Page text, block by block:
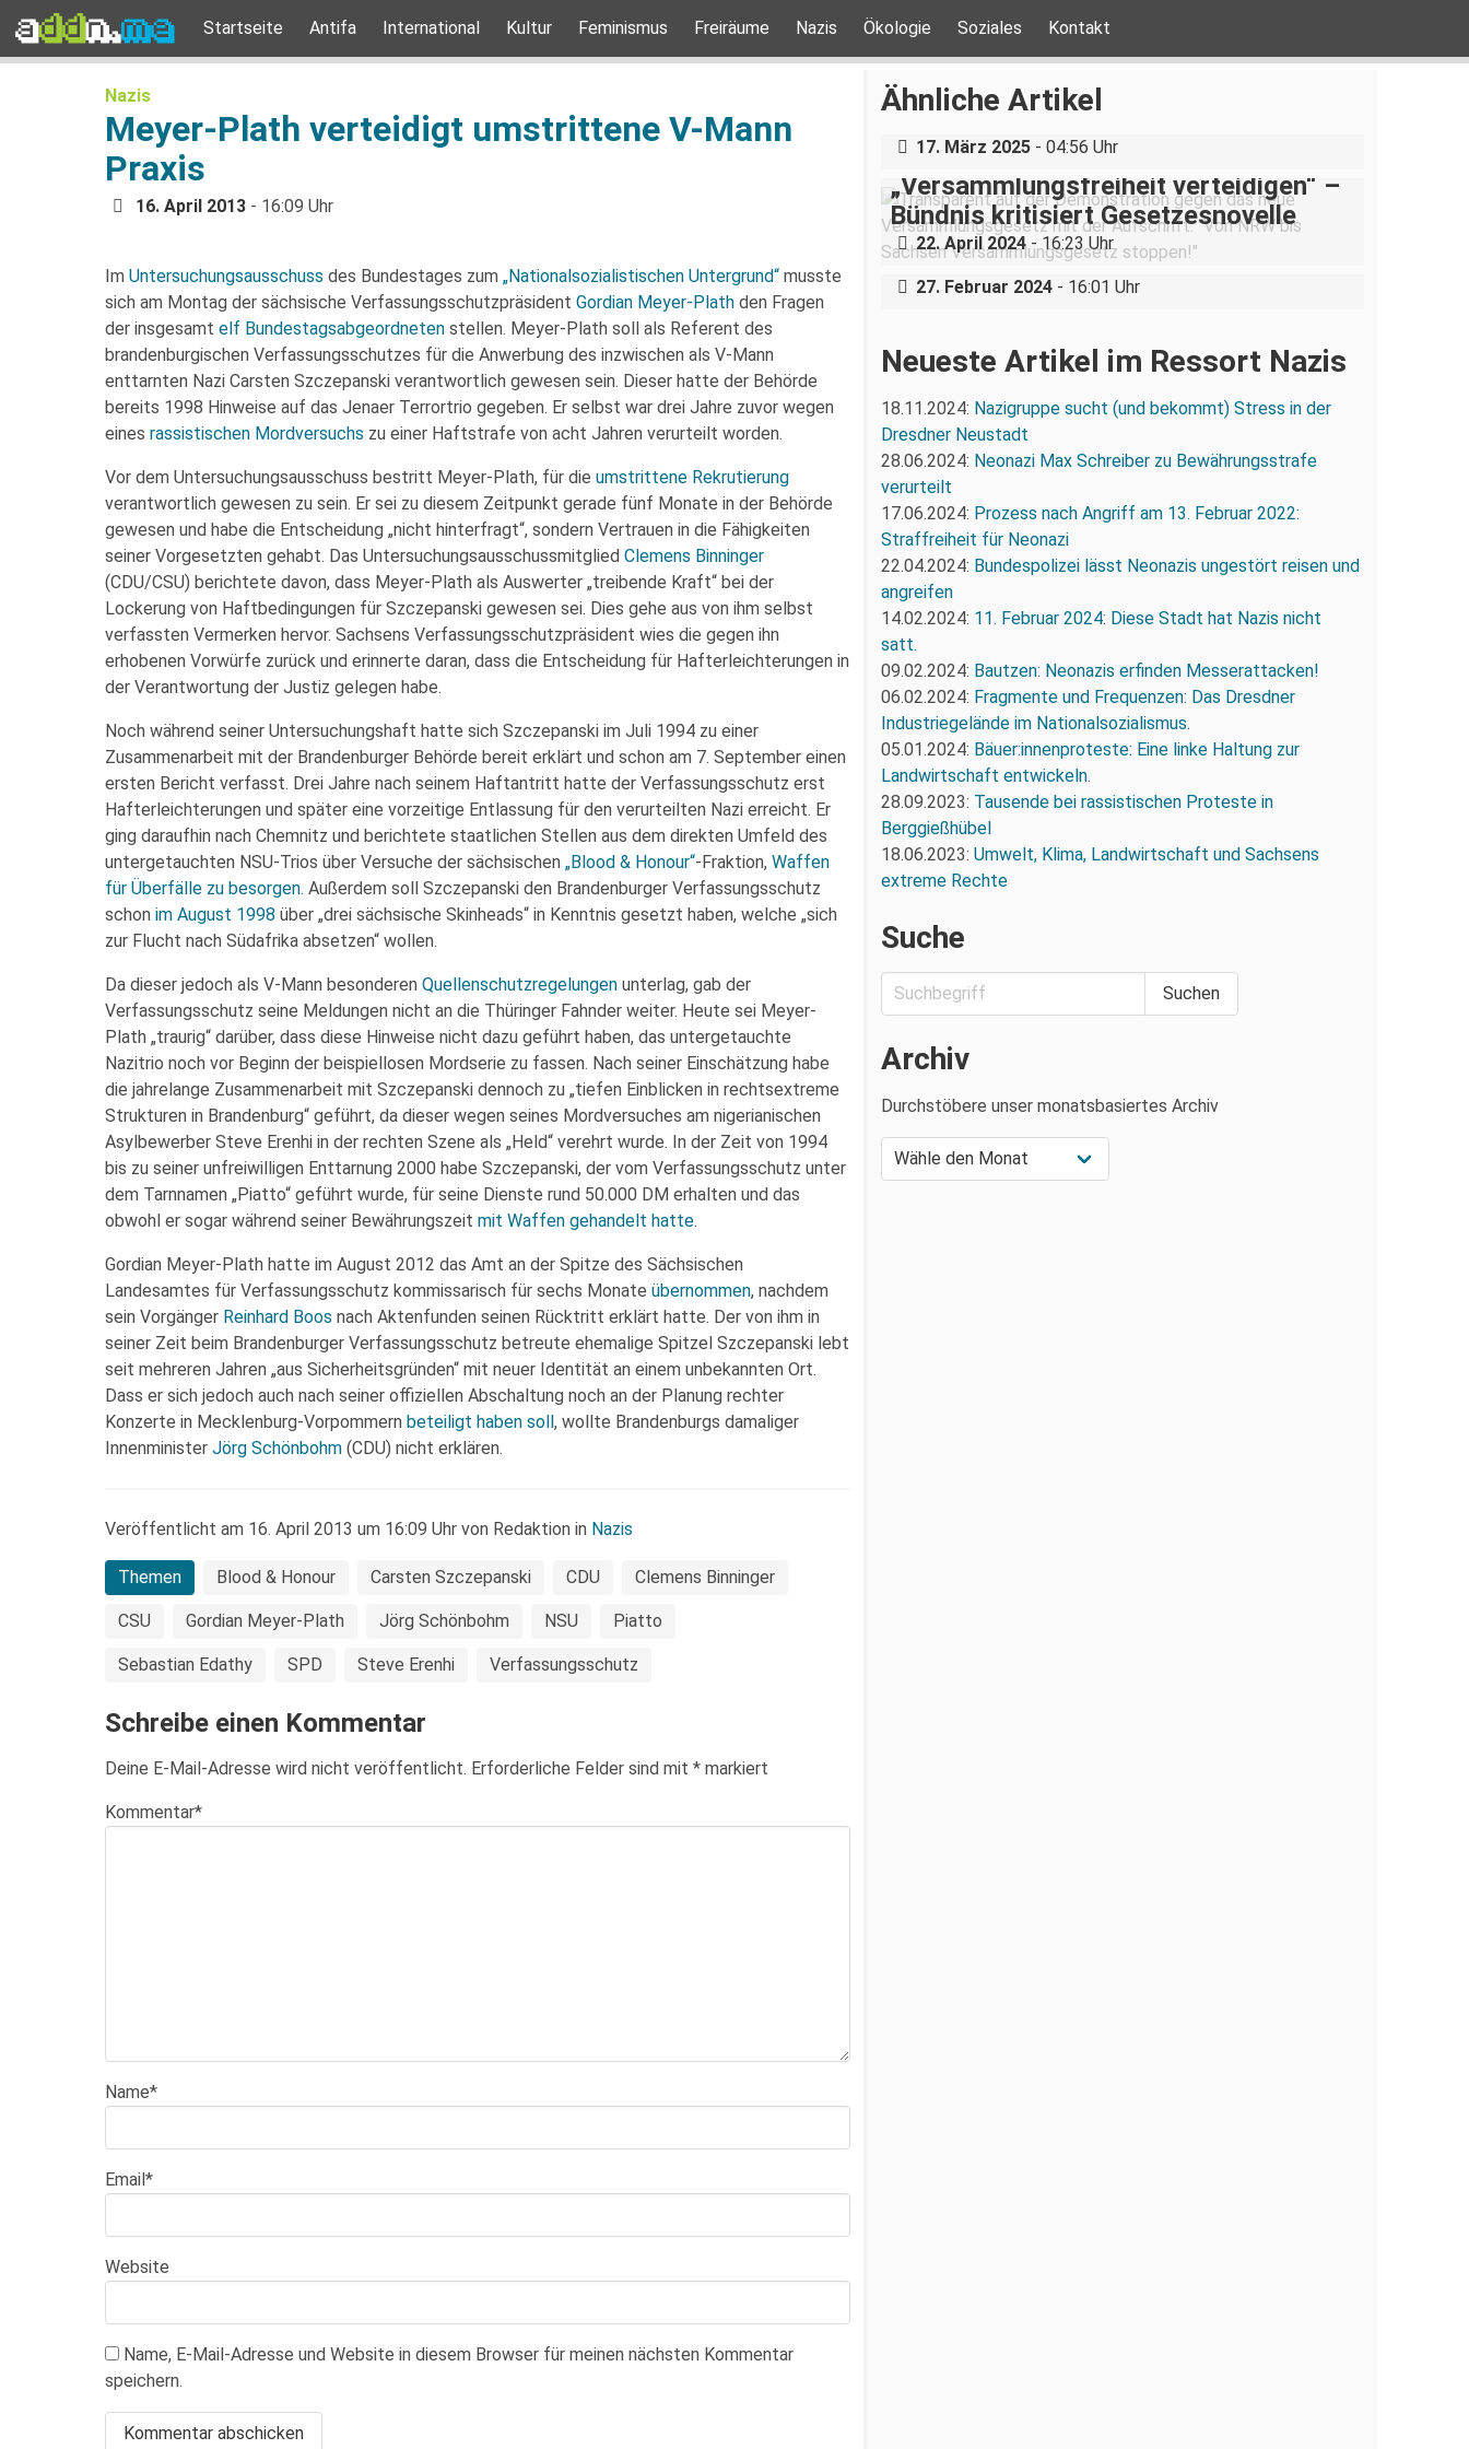
Startseite Antifa International Kultur Feminismus Freiräume Nazis Ökologie Soziales Kontakt
Nazis
Meyer-Plath verteidigt umstrittene V-Mann
Praxis
16. April 2013 - 16:09 Uhr
Im Untersuchungsausschuss des Bundestages zum „Nationalsozialistischen Untergrund“ musste
sich am Montag der sächsische Verfassungsschutzpräsident Gordian Meyer-Plath den Fragen
der insgesamt elf Bundestagsabgeordneten stellen. Meyer-Plath soll als Referent des
brandenburgischen Verfassungsschutzes für die Anwerbung des inzwischen als V-Mann
enttarnten Nazi Carsten Szczepanski verantwortlich gewesen sein. Dieser hatte der Behörde
bereits 1998 Hinweise auf das Jenaer Terrortrio gegeben. Er selbst war drei Jahre zuvor wegen
eines rassistischen Mordversuchs zu einer Haftstrafe von acht Jahren verurteilt worden.
Vor dem Untersuchungsausschuss bestritt Meyer-Plath, für die umstrittene Rekrutierung
verantwortlich gewesen zu sein. Er sei zu diesem Zeitpunkt gerade fünf Monate in der Behörde
gewesen und habe die Entscheidung „nicht hinterfragt“, sondern Vertrauen in die Fähigkeiten
seiner Vorgesetzten gehabt. Das Untersuchungsausschussmitglied Clemens Binninger
(CDU/CSU) berichtete davon, dass Meyer-Plath als Auswerter „treibende Kraft“ bei der
Lockerung von Haftbedingungen für Szczepanski gewesen sei. Dies gehe aus von ihm selbst
verfassten Vermerken hervor. Sachsens Verfassungsschutzpräsident wies die gegen ihn
erhobenen Vorwürfe zurück und erinnerte daran, dass die Entscheidung für Hafterleichterungen in
der Verantwortung der Justiz gelegen habe.
Noch während seiner Untersuchungshaft hatte sich Szczepanski im Juli 1994 zu einer
Zusammenarbeit mit der Brandenburger Behörde bereit erklärt und schon am 7. September einen
ersten Bericht verfasst. Drei Jahre nach seinem Haftantritt hatte der Verfassungsschutz erst
Hafterleichterungen und später eine vorzeitige Entlassung für den verurteilten Nazi erreicht. Er
ging daraufhin nach Chemnitz und berichtete staatlichen Stellen aus dem direkten Umfeld des
untergetauchten NSU-Trios über Versuche der sächsischen „Blood & Honour“-Fraktion, Waffen
für Überfälle zu besorgen. Außerdem soll Szczepanski den Brandenburger Verfassungsschutz
schon im August 1998 über „drei sächsische Skinheads“ in Kenntnis gesetzt haben, welche „sich
zur Flucht nach Südafrika absetzen“ wollen.
Da dieser jedoch als V-Mann besonderen Quellenschutzregelungen unterlag, gab der
Verfassungsschutz seine Meldungen nicht an die Thüringer Fahnder weiter. Heute sei Meyer-
Plath „traurig“ darüber, dass diese Hinweise nicht dazu geführt haben, das untergetauchte
Nazitrio noch vor Beginn der beispiellosen Mordserie zu fassen. Nach seiner Einschätzung habe
die jahrelange Zusammenarbeit mit Szczepanski dennoch zu „tiefen Einblicken in rechtsextreme
Strukturen in Brandenburg“ geführt, da dieser wegen seines Mordversuches am nigerianischen
Asylbewerber Steve Erenhi in der rechten Szene als „Held“ verehrt wurde. In der Zeit von 1994
bis zu seiner unfreiwilligen Enttarnung 2000 habe Szczepanski, der vom Verfassungsschutz unter
dem Tarnnamen „Piatto“ geführt wurde, für seine Dienste rund 50.000 DM erhalten und das
obwohl er sogar während seiner Bewährungszeit mit Waffen gehandelt hatte.
Gordian Meyer-Plath hatte im August 2012 das Amt an der Spitze des Sächsischen
Landesamtes für Verfassungsschutz kommissarisch für sechs Monate übernommen, nachdem
sein Vorgänger Reinhard Boos nach Aktenfunden seinen Rücktritt erklärt hatte. Der von ihm in
seiner Zeit beim Brandenburger Verfassungsschutz betreute ehemalige Spitzel Szczepanski lebt
seit mehreren Jahren „aus Sicherheitsgründen“ mit neuer Identität an einem unbekannten Ort.
Dass er sich jedoch auch nach seiner offiziellen Abschaltung noch an der Planung rechter
Konzerte in Mecklenburg-Vorpommern beteiligt haben soll, wollte Brandenburgs damaliger
Innenminister Jörg Schönbohm (CDU) nicht erklären.
Veröffentlicht am 16. April 2013 um 16:09 Uhr von Redaktion in Nazis
Themen Blood & Honour Carsten Szczepanski CDU Clemens Binninger
CSU Gordian Meyer-Plath Jörg Schönbohm NSU Piatto
Sebastian Edathy SPD Steve Erenhi Verfassungsschutz
Schreibe einen Kommentar
Deine E-Mail-Adresse wird nicht veröffentlicht. Erforderliche Felder sind mit * markiert
Kommentar*
Name*
Email*
Website
Name, E-Mail-Adresse und Website in diesem Browser für meinen nächsten Kommentar
speichern.
Ähnliche Artikel
Über eine AfD-Rede zum
Holocaustgedenktag in Coswig bei
Dresden
17. März 2025- 04:56 Uhr
„Versammlungsfreiheit verteidigen“ –
Bündnis kritisiert Gesetzesnovelle
22. April 2024- 16:23 Uhr
Das Gewaltmonopol im Kindergarten:
Landesjugendamt will Kinderladen
Conni e.V. schließen.
27. Februar 2024- 16:01 Uhr
Neueste Artikel im Ressort Nazis
18.11.2024: Nazigruppe sucht (und bekommt) Stress in der
Dresdner Neustadt
28.06.2024: Neonazi Max Schreiber zu Bewährungsstrafe
verurteilt
17.06.2024: Prozess nach Angriff am 13. Februar 2022:
Straffreiheit für Neonazi
22.04.2024: Bundespolizei lässt Neonazis ungestört reisen und
angreifen
14.02.2024: 11. Februar 2024: Diese Stadt hat Nazis nicht
satt.
09.02.2024: Bautzen: Neonazis erfinden Messerattacken!
06.02.2024: Fragmente und Frequenzen: Das Dresdner
Industriegelände im Nationalsozialismus.
05.01.2024: Bäuer:innenproteste: Eine linke Haltung zur
Landwirtschaft entwickeln.
28.09.2023: Tausende bei rassistischen Proteste in
Berggießhübel
18.06.2023: Umwelt, Klima, Landwirtschaft und Sachsens
extreme Rechte
Suche
Archiv
Durchstöbere unser monatsbasiertes Archiv